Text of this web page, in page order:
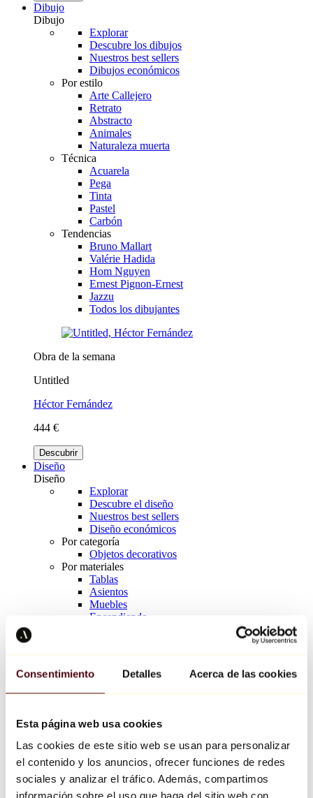
Consentimiento Detalles Acerca de las cookies
Esta página web usa cookies
Las cookies de este sitio web se usan para personalizar
el contenido y los anuncios, ofrecer funciones de redes
sociales y analizar el tráfico. Además, compartimos
información sobre el uso que haga del sitio web con
Dibujo
Dibujo
Explorar
Descubre los dibujos
Nuestros best sellers
Dibujos económicos
Por estilo
Arte Callejero
Retrato
Abstracto
Animales
Naturaleza muerta
Técnica
Acuarela
Pega
Tinta
Pastel
Carbón
Tendencias
Bruno Mallart
Valérie Hadida
Hom Nguyen
Ernest Pignon-Ernest
Jazzu
Todos los dibujantes
Obra de la semana
Untitled
Héctor Fernández
444 €
Descubrir
Diseño
Diseño
Explorar
Descubre el diseño
Nuestros best sellers
Diseño económicos
Por categoría
Objetos decorativos
Por materiales
Tablas
Asientos
Muebles
Encendiendo
Richard Orlinski
Keith Haring
Jeff Koons
Jean-Michel Basquiat
Todos los diseñadores
Obra de la semana